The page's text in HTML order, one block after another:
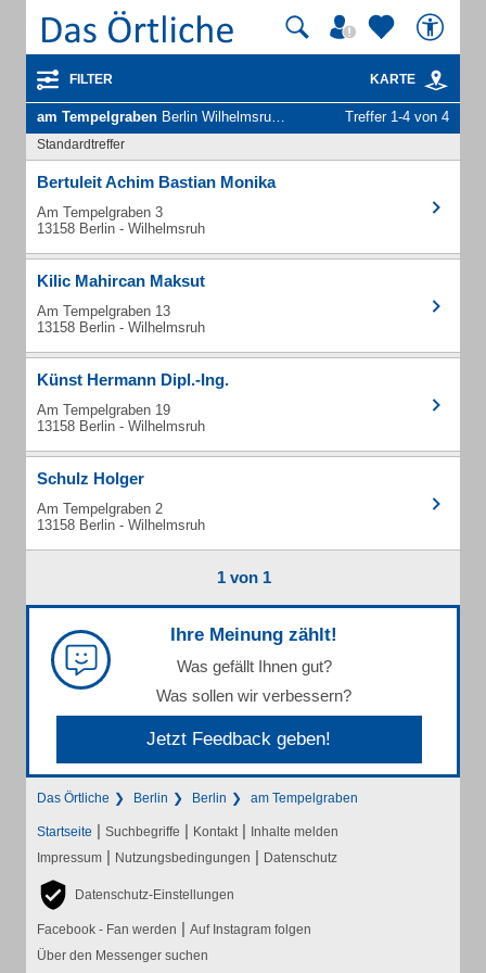
FILTER KARTE
am Tempelgraben Berlin Wilhelmsruh - Unternehmen und Personen Treffer 1-4 von 4
Standardtreffer
Bertuleit Achim Bastian Monika
Am Tempelgraben 3
13158 Berlin - Wilhelmsruh
Kilic Mahircan Maksut
Am Tempelgraben 13
13158 Berlin - Wilhelmsruh
Künst Hermann Dipl.-Ing.
Am Tempelgraben 19
13158 Berlin - Wilhelmsruh
Schulz Holger
Am Tempelgraben 2
13158 Berlin - Wilhelmsruh
1 von 1
Ihre Meinung zählt!
Was gefällt Ihnen gut?
Was sollen wir verbessern?
Jetzt Feedback geben!
Das Örtliche Berlin Berlin am Tempelgraben
Startseite | Suchbegriffe | Kontakt | Inhalte melden
Impressum | Nutzungsbedingungen | Datenschutz
Datenschutz-Einstellungen
Facebook - Fan werden | Auf Instagram folgen
Über den Messenger suchen